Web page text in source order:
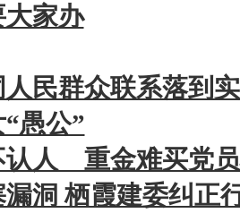
家办
民群众联系落到
愚公”
认人 重金难买党
洞 栖霞建委纠正